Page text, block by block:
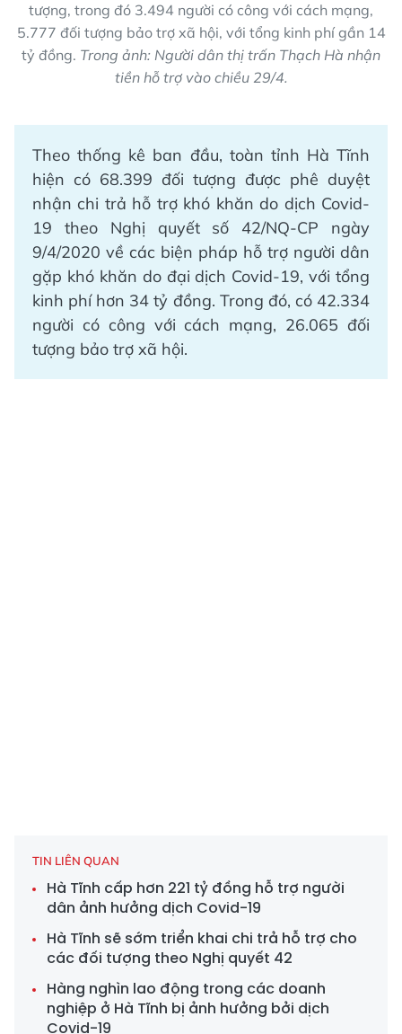
tượng, trong đó 3.494 người có công với cách mạng,
5.777 đối tượng bảo trợ xã hội, với tổng kinh phí gần 14
tỷ đồng. Trong ảnh: Người dân thị trấn Thạch Hà nhận
tiền hỗ trợ vào chiều 29/4.
Theo thống kê ban đầu, toàn tỉnh Hà Tĩnh
hiện có 68.399 đối tượng được phê duyệt
nhận chi trả hỗ trợ khó khăn do dịch Covid-
19 theo Nghị quyết số 42/NQ-CP ngày
9/4/2020 về các biện pháp hỗ trợ người dân
gặp khó khăn do đại dịch Covid-19, với tổng
kinh phí hơn 34 tỷ đồng. Trong đó, có 42.334
người có công với cách mạng, 26.065 đối
tượng bảo trợ xã hội.
TIN LIÊN QUAN
Hà Tĩnh cấp hơn 221 tỷ đồng hỗ trợ người
dân ảnh hưởng dịch Covid-19
Hà Tĩnh sẽ sớm triển khai chi trả hỗ trợ cho
các đối tượng theo Nghị quyết 42
Hàng nghìn lao động trong các doanh
nghiệp ở Hà Tĩnh bị ảnh hưởng bởi dịch
Covid-19